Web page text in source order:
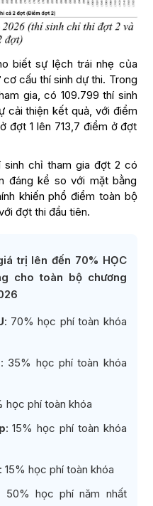
biết sự lệch trái nhẹ của
cấu thí sinh dự thi. Trong
gia, có 109.799 thí sinh
cải thiện kết quả, với điểm
đợt 1 lên 713,7 điểm ở đợt
sinh chỉ tham gia đợt 2 có
đáng kể so với mặt bằng
khiến phổ điểm toàn bộ
đợt thi đầu tiên.
trị lên đến 70% HỌC
cho toàn bộ chương
: 70% học phí toàn khóa
: 35% học phí toàn khóa
học phí toàn khóa
: 15% học phí toàn khóa
15% học phí toàn khóa
50% học phí năm nhất